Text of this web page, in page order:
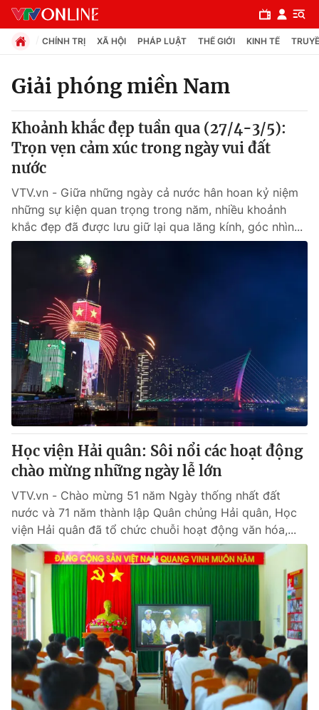
Chuyên mục
Chính trị
Pháp luật
Thế giới
Tin tức
Thế giới đó đây
Câu chuyện quốc tế
Kinh tế
Tài chính
Thị trường
Góc doanh nghiệp
Dữ liệu và đời sống
Truyền hình
Phim VTV
Hậu trường
Nhân vật
Khán giả
Giải sao mai
Giải trí
Điện ảnh
Âm nhạc
Sao
Đời sống
Du lịch
Làm đẹp
Chất lượng cuộc sống
Giáo dục
Tuyển sinh
Học trực tuyến
Công nghệ
Hitech Công nghệ tương lai
Sản phẩm
Thị trường
Giao lưu trực tuyến
Lịch phát sóng
CHÍNH TRỊ XÃ HỘI PHÁP LUẬT THẾ GIỚI KINH TẾ
Giải phóng miền Nam
Khoảnh khắc đẹp tuần qua (27/4-3/5):
Trọn vẹn cảm xúc trong ngày vui đất
nước
VTV.vn - Giữa những ngày cả nước hân hoan kỷ niệm
những sự kiện quan trọng trong năm, nhiều khoảnh
khắc đẹp đã được lưu giữ lại qua lăng kính, góc nhìn...
Học viện Hải quân: Sôi nổi các hoạt động
chào mừng những ngày lễ lớn
VTV.vn - Chào mừng 51 năm Ngày thống nhất đất
nước và 71 năm thành lập Quân chủng Hải quân, Học
viện Hải quân đã tổ chức chuỗi hoạt động văn hóa,...